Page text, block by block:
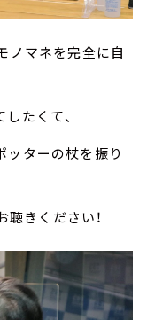
ノマネを完全に自
たくて、
ッターの杖を振り
きください！